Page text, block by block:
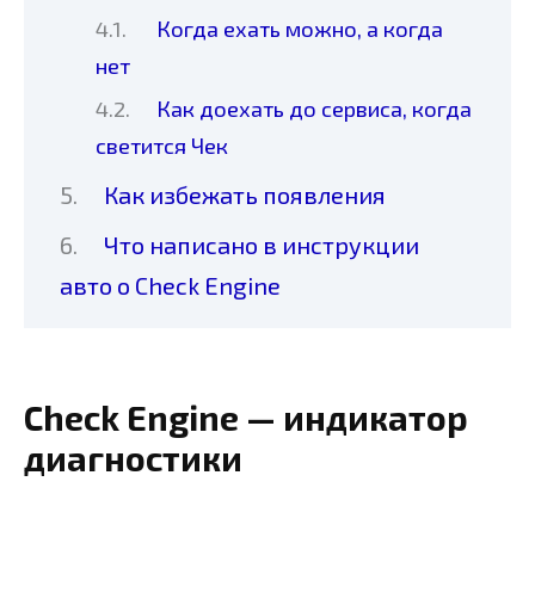
Когда ехать можно, а когда
нет
Как доехать до сервиса, когда
светится Чек
Как избежать появления
Что написано в инструкции
авто о Check Engine
Check Engine — индикатор
диагностики